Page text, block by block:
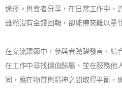
途徑。與會者分享，在日常工作中，
雖然沒有金錢回報，卻能帶來難以量
在交流環節中，參與者踴躍發言，結
在工作中尋找價值歸屬，並在服務他
同，應在物質與精神之間取得平衡，